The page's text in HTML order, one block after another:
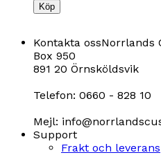
Köp
Kontakta ossNorrlands
Box 950
891 20 Örnsköldsvik
Telefon: 0660 - 828 10
Mejl:
Support
Frakt och leverans